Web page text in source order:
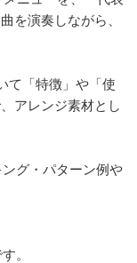
を演奏しながら、
て「特徴」や「使
アレンジ素材とし
グ・パターン例や
。